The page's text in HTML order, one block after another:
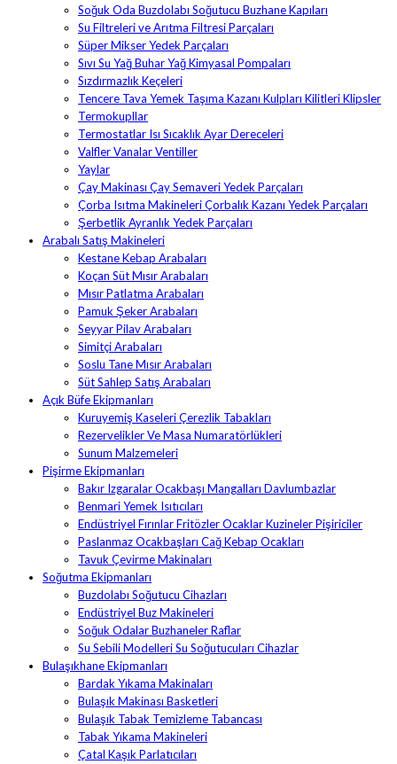
Soğuk Oda Buzdolabı Soğutucu Buzhane Kapıları
Su Filtreleri ve Arıtma Filtresi Parçaları
Süper Mikser Yedek Parçaları
Sıvı Su Yağ Buhar Yağ Kimyasal Pompaları
Sızdırmazlık Keçeleri
Tencere Tava Yemek Taşıma Kazanı Kulpları Kilitleri Klipsler
Termokupllar
Termostatlar Isı Sıcaklık Ayar Dereceleri
Valfler Vanalar Ventiller
Yaylar
Çay Makinası Çay Semaveri Yedek Parçaları
Çorba Isıtma Makineleri Çorbalık Kazanı Yedek Parçaları
Şerbetlik Ayranlık Yedek Parçaları
Arabalı Satış Makineleri
Kestane Kebap Arabaları
Koçan Süt Mısır Arabaları
Mısır Patlatma Arabaları
Pamuk Şeker Arabaları
Seyyar Pilav Arabaları
Simitçi Arabaları
Soslu Tane Mısır Arabaları
Süt Sahlep Satış Arabaları
Açık Büfe Ekipmanları
Kuruyemiş Kaseleri Çerezlik Tabakları
Rezervelikler Ve Masa Numaratörlükleri
Sunum Malzemeleri
Pişirme Ekipmanları
Bakır Izgaralar Ocakbaşı Mangalları Davlumbazlar
Benmari Yemek Isıtıcıları
Endüstriyel Fırınlar Fritözler Ocaklar Kuzineler Pişiriciler
Paslanmaz Ocakbaşları Cağ Kebap Ocakları
Tavuk Çevirme Makinaları
Soğutma Ekipmanları
Buzdolabı Soğutucu Cihazları
Endüstriyel Buz Makineleri
Soğuk Odalar Buzhaneler Raflar
Su Sebili Modelleri Su Soğutucuları Cihazlar
Bulaşıkhane Ekipmanları
Bardak Yıkama Makinaları
Bulaşık Makinası Basketleri
Bulaşık Tabak Temizleme Tabancası
Tabak Yıkama Makineleri
Çatal Kaşık Parlatıcıları